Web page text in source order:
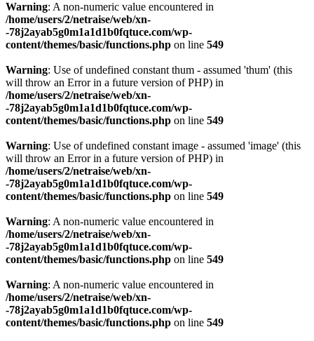
Warning: A non-numeric value encountered in
/home/users/2/netraise/web/xn-
-78j2ayab5g0m1a1d1b0fqtuce.com/wp-
content/themes/basic/functions.php on line 549
Warning: Use of undefined constant thum - assumed 'thum' (this
will throw an Error in a future version of PHP) in
/home/users/2/netraise/web/xn-
-78j2ayab5g0m1a1d1b0fqtuce.com/wp-
content/themes/basic/functions.php on line 549
Warning: Use of undefined constant image - assumed 'image' (this
will throw an Error in a future version of PHP) in
/home/users/2/netraise/web/xn-
-78j2ayab5g0m1a1d1b0fqtuce.com/wp-
content/themes/basic/functions.php on line 549
Warning: A non-numeric value encountered in
/home/users/2/netraise/web/xn-
-78j2ayab5g0m1a1d1b0fqtuce.com/wp-
content/themes/basic/functions.php on line 549
Warning: A non-numeric value encountered in
/home/users/2/netraise/web/xn-
-78j2ayab5g0m1a1d1b0fqtuce.com/wp-
content/themes/basic/functions.php on line 549